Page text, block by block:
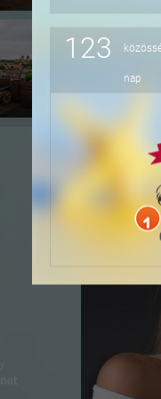
123
nap
-55%